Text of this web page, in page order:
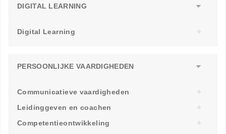
DIGITAL LEARNING
Digital Learning
PERSOONLIJKE VAARDIGHEDEN
Communicatieve vaardigheden
Leidinggeven en coachen
Competentieontwikkeling